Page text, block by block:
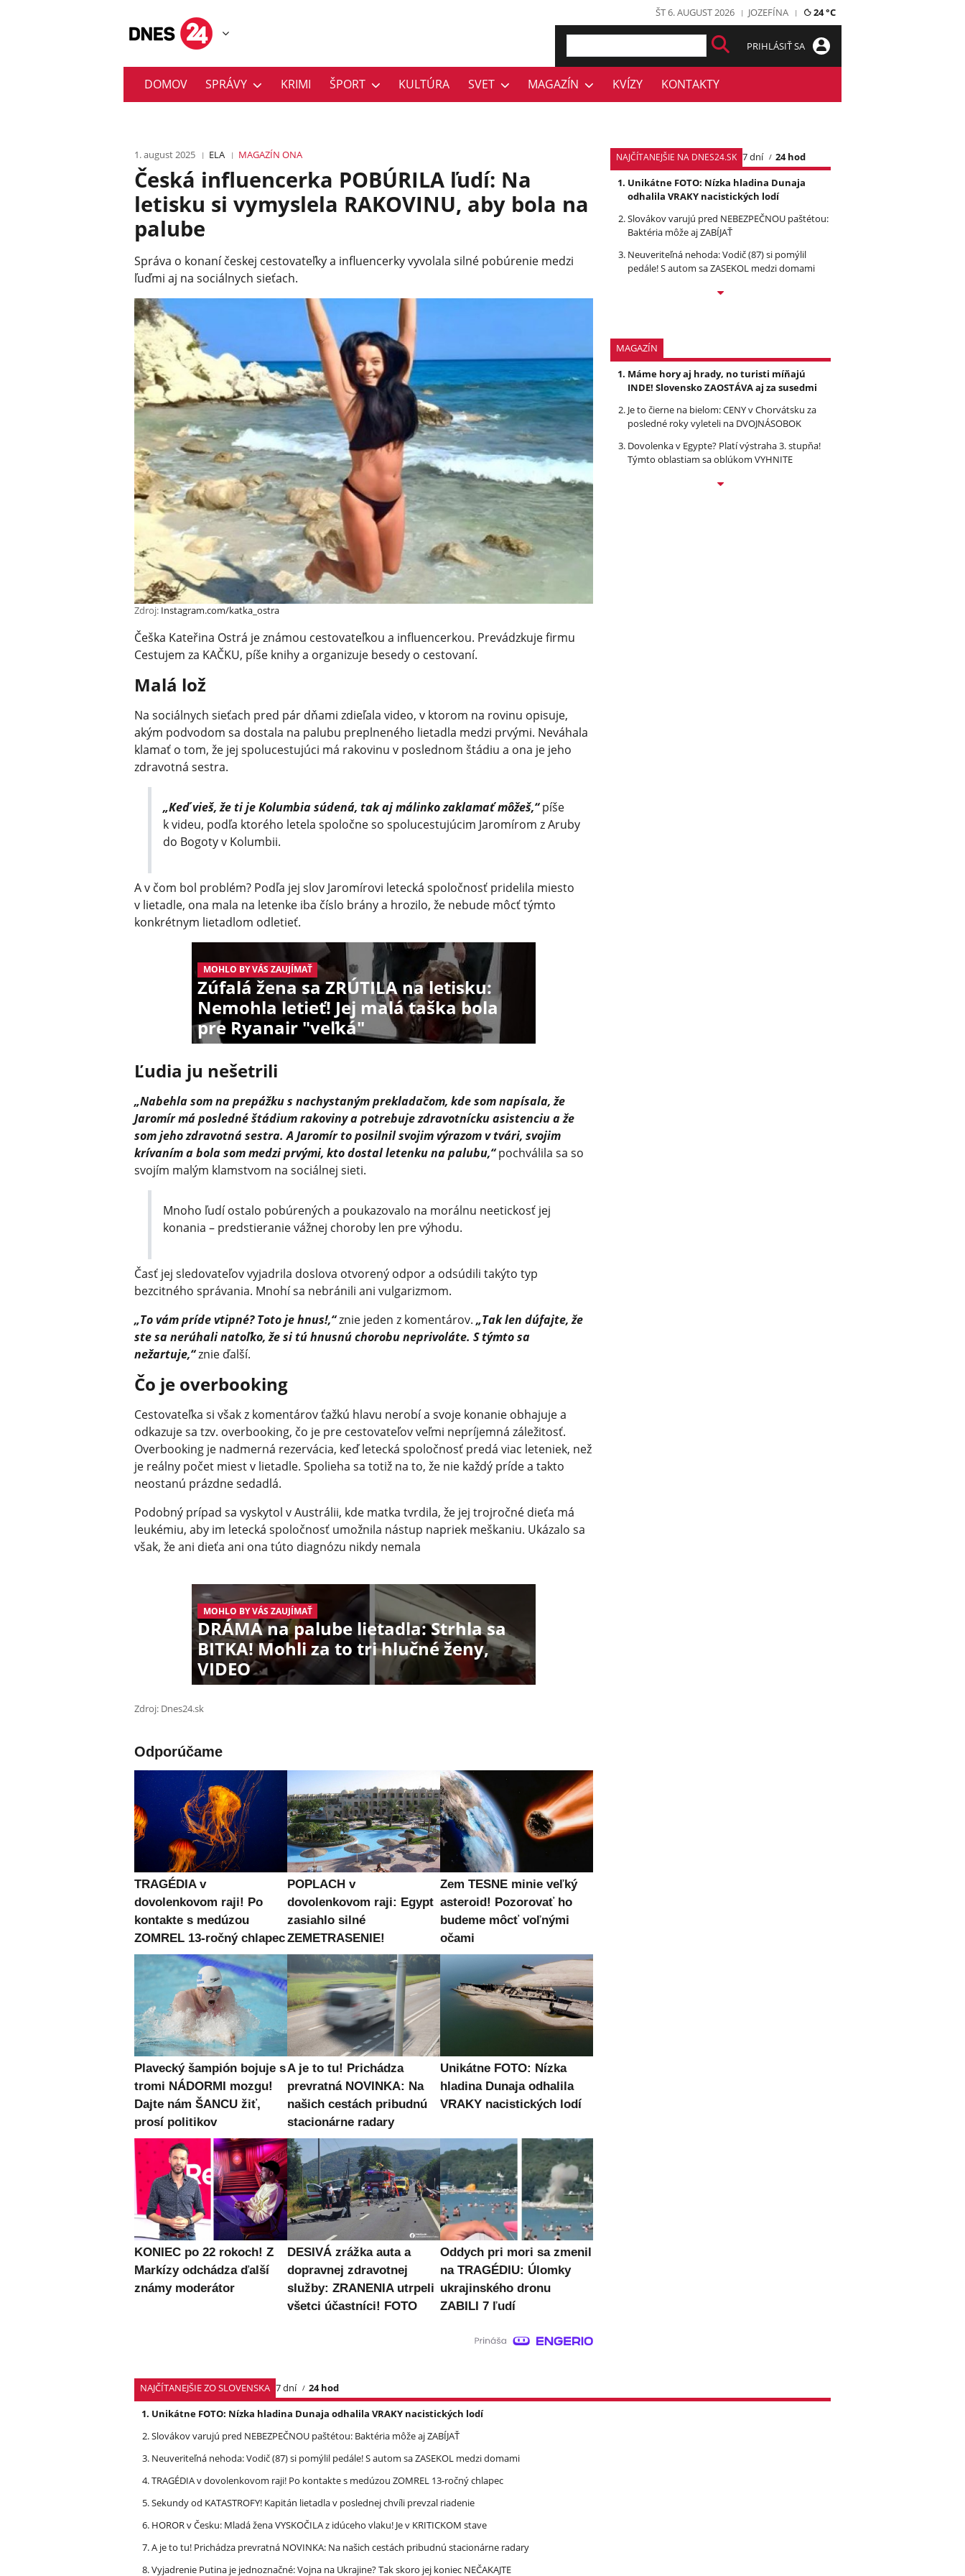
ŠT 6. AUGUST 2026 JOZEFÍNA 24 °C
PRIHLÁSIŤ SA
DOMOV SPRÁVY KRIMI ŠPORT KULTÚRA SVET MAGAZÍN KVÍZY KONTAKTY
1. august 2025 ELA MAGAZÍN ONA
Česká influencerka POBÚRILA ľudí: Na
letisku si vymyslela RAKOVINU, aby bola na
palube
Správa o konaní českej cestovateľky a influencerky vyvolala silné pobúrenie medzi
ľuďmi aj na sociálnych sieťach.
Zdroj: Instagram.com/katka_ostra
Češka Kateřina Ostrá je známou cestovateľkou a influencerkou. Prevádzkuje firmu
Cestujem za KAČKU, píše knihy a organizuje besedy o cestovaní.
Malá lož
Na sociálnych sieťach pred pár dňami zdieľala video, v ktorom na rovinu opisuje,
akým podvodom sa dostala na palubu preplneného lietadla medzi prvými. Neváhala
klamať o tom, že jej spolucestujúci má rakovinu v poslednom štádiu a ona je jeho
zdravotná sestra.
„Keď vieš, že ti je Kolumbia súdená, tak aj málinko zaklamať môžeš,“píše
k videu, podľa ktorého letela spoločne so spolucestujúcim Jaromírom z Aruby
do Bogoty v Kolumbii.
A v čom bol problém? Podľa jej slov Jaromírovi letecká spoločnosť pridelila miesto
v lietadle, ona mala na letenke iba číslo brány a hrozilo, že nebude môcť týmto
konkrétnym lietadlom odletieť.
MOHLO BY VÁS ZAUJÍMAŤ
Zúfalá žena sa ZRÚTILA na letisku:
Nemohla letieť! Jej malá taška bola
pre Ryanair "veľká"
Ľudia ju nešetrili
„Nabehla som na prepážku s nachystaným prekladačom, kde som napísala, že
Jaromír má posledné štádium rakoviny a potrebuje zdravotnícku asistenciu a že
som jeho zdravotná sestra. A Jaromír to posilnil svojim výrazom v tvári, svojim
krívaním a bola som medzi prvými, kto dostal letenku na palubu,“pochválila sa so
svojím malým klamstvom na sociálnej sieti.
Mnoho ľudí ostalo pobúrených a poukazovalo na morálnu neetickosť jej
konania – predstieranie vážnej choroby len pre výhodu.
Časť jej sledovateľov vyjadrila doslova otvorený odpor a odsúdili takýto typ
bezcitného správania. Mnohí sa nebránili ani vulgarizmom.
„To vám príde vtipné? Toto je hnus!,“znie jeden z komentárov. „Tak len dúfajte, že
ste sa nerúhali natoľko, že si tú hnusnú chorobu neprivoláte. S týmto sa
nežartuje,“znie ďalší.
Čo je overbooking
Cestovateľka si však z komentárov ťažkú hlavu nerobí a svoje konanie obhajuje a
odkazuje sa tzv. overbooking, čo je pre cestovateľov veľmi nepríjemná záležitosť.
Overbooking je nadmerná rezervácia, keď letecká spoločnosť predá viac leteniek, než
je reálny počet miest v lietadle. Spolieha sa totiž na to, že nie každý príde a takto
neostanú prázdne sedadlá.
Podobný prípad sa vyskytol v Austrálii, kde matka tvrdila, že jej trojročné dieťa má
leukémiu, aby im letecká spoločnosť umožnila nástup napriek meškaniu. Ukázalo sa
však, že ani dieťa ani ona túto diagnózu nikdy nemala
MOHLO BY VÁS ZAUJÍMAŤ
DRÁMA na palube lietadla: Strhla sa
BITKA! Mohli za to tri hlučné ženy,
VIDEO
Zdroj: Dnes24.sk
Odporúčame
TRAGÉDIA v
dovolenkovom raji! Po
kontakte s medúzou
ZOMREL 13-ročný chlapec
POPLACH v
dovolenkovom raji: Egypt
zasiahlo silné
ZEMETRASENIE!
Zem TESNE minie veľký
asteroid! Pozorovať ho
budeme môcť voľnými
očami
Plavecký šampión bojuje s
tromi NÁDORMI mozgu!
Dajte nám ŠANCU žiť,
prosí politikov
A je to tu! Prichádza
prevratná NOVINKA: Na
našich cestách pribudnú
stacionárne radary
Unikátne FOTO: Nízka
hladina Dunaja odhalila
VRAKY nacistických lodí
KONIEC po 22 rokoch! Z
Markízy odchádza ďalší
známy moderátor
DESIVÁ zrážka auta a
dopravnej zdravotnej
služby: ZRANENIA utrpeli
všetci účastníci! FOTO
Oddych pri mori sa zmenil
na TRAGÉDIU: Úlomky
ukrajinského dronu
ZABILI 7 ľudí
NAJČÍTANEJŠIE NA DNES24.SK 7 dní
24 hod
Unikátne FOTO: Nízka hladina Dunaja
odhalila VRAKY nacistických lodí
Slovákov varujú pred NEBEZPEČNOU paštétou:
Baktéria môže aj ZABÍJAŤ
Neuveriteľná nehoda: Vodič (87) si pomýlil
pedále! S autom sa ZASEKOL medzi domami
MAGAZÍN
Máme hory aj hrady, no turisti míňajú
INDE! Slovensko ZAOSTÁVA aj za susedmi
Je to čierne na bielom: CENY v Chorvátsku za
posledné roky vyleteli na DVOJNÁSOBOK
Dovolenka v Egypte? Platí výstraha 3. stupňa!
Týmto oblastiam sa oblúkom VYHNITE
NAJČÍTANEJŠIE ZO SLOVENSKA 7 dní
24 hod
Unikátne FOTO: Nízka hladina Dunaja odhalila VRAKY nacistických lodí
Slovákov varujú pred NEBEZPEČNOU paštétou: Baktéria môže aj ZABÍJAŤ
Neuveriteľná nehoda: Vodič (87) si pomýlil pedále! S autom sa ZASEKOL medzi domami
TRAGÉDIA v dovolenkovom raji! Po kontakte s medúzou ZOMREL 13-ročný chlapec
Sekundy od KATASTROFY! Kapitán lietadla v poslednej chvíli prevzal riadenie
HOROR v Česku: Mladá žena VYSKOČILA z idúceho vlaku! Je v KRITICKOM stave
A je to tu! Prichádza prevratná NOVINKA: Na našich cestách pribudnú stacionárne radary
Vyjadrenie Putina je jednoznačné: Vojna na Ukrajine? Tak skoro jej koniec NEČAKAJTE